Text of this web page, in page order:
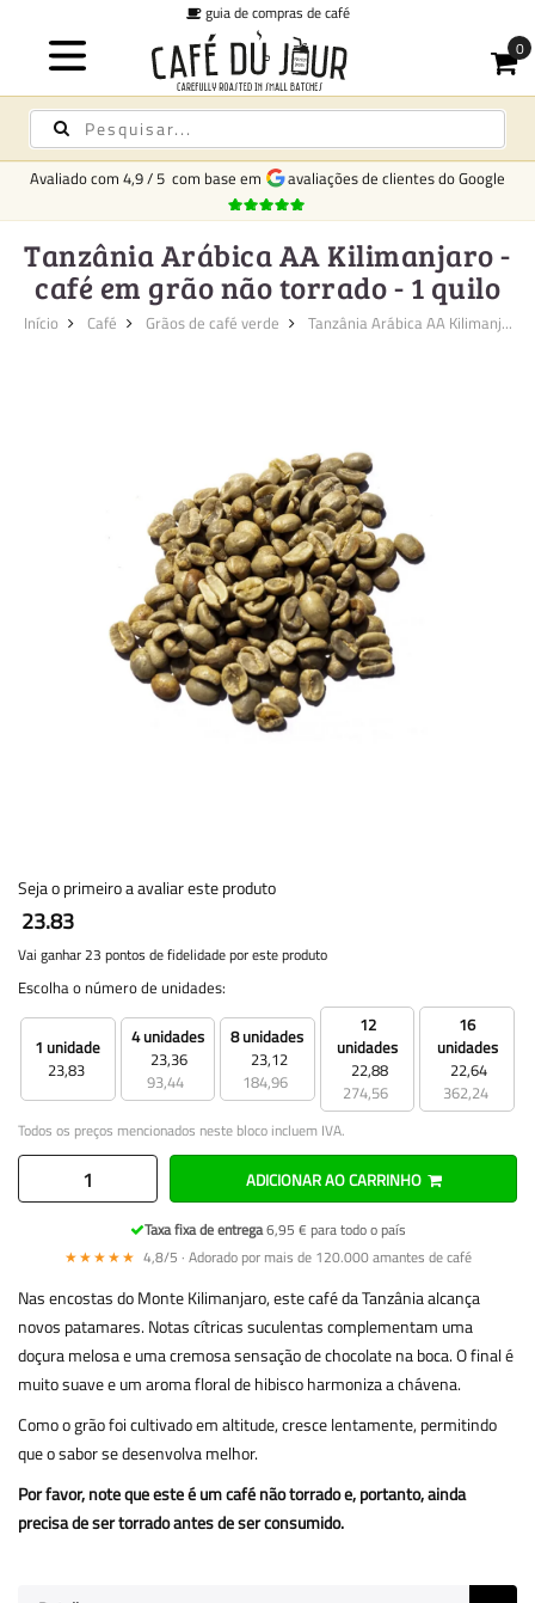
guia de compras de café
Avaliado com 4,9/5 com base em avaliações de clientes do Google
Tanzânia Arábica AA Kilimanjaro -
café em grão não torrado - 1 quilo
Início Café Grãos de café verde Tanzânia Arábica AA Kilimanj...
Seja o primeiro a avaliar este produto
23.83
Vai ganhar 23 pontos de fidelidade por este produto
Escolha o número de unidades:
1 unidade
23,83
4 unidades
23,36
93,44
8 unidades
23,12
184,96
12
unidades
22,88
274,56
16
unidades
22,64
362,24
Todos os preços mencionados neste bloco incluem IVA.
ADICIONAR AO CARRINHO
Taxa fixa de entrega6,95 € para todo o país
★★★★★ 4,8/5 · Adorado por mais de 120.000 amantes de café
Nas encostas do Monte Kilimanjaro, este café da Tanzânia alcança
novos patamares. Notas cítricas suculentas complementam uma
doçura melosa e uma cremosa sensação de chocolate na boca. O final é
muito suave e um aroma floral de hibisco harmoniza a chávena.
Como o grão foi cultivado em altitude, cresce lentamente, permitindo
que o sabor se desenvolva melhor.
Por favor, note que este é um café não torrado e, portanto, ainda
precisa de ser torrado antes de ser consumido.